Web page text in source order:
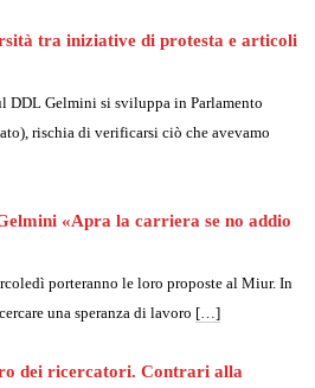
tra iniziative di protesta e articoli
DDL Gelmini si sviluppa in Parlamento
rischia di verificarsi ciò che avevamo
«Apra la carriera se no addio
porteranno le loro proposte al Miur. In
una speranza di lavoro […]
dei ricercatori. Contrari alla